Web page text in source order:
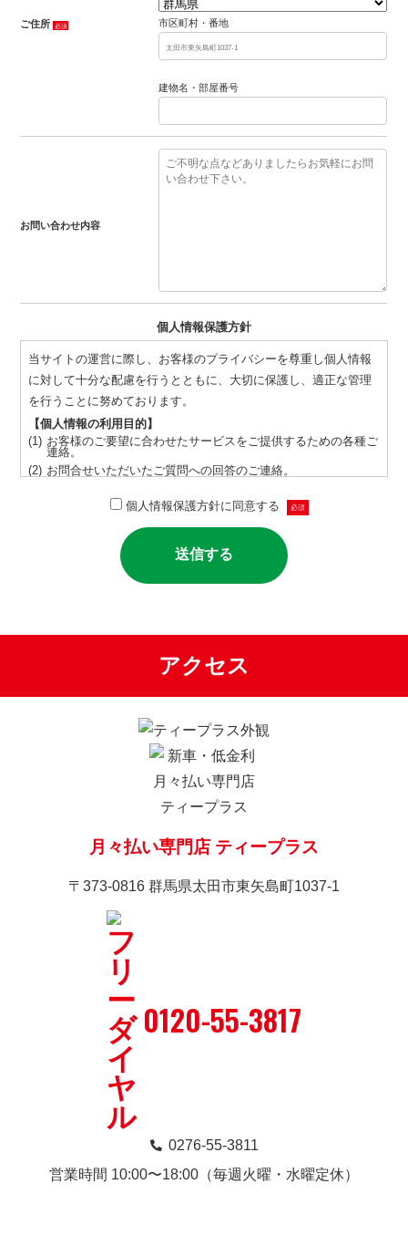
ご住所 必須 市区町村・番地
建物名・部屋番号
お問い合わせ内容
個人情報保護方針
当サイトの運営に際し、お客様のプライバシーを尊重し個人情報
に対して十分な配慮を行うとともに、大切に保護し、適正な管理
を行うことに努めております。
【個人情報の利用目的】
お客様のご要望に合わせたサービスをご提供するための各種ご
連絡。
お問合せいただいたご質問への回答のご連絡。
取得する個人情報にはクッキー情報を含むものとし、ご本人の
同意なしに目的以外では利用しません。
情報が漏洩しないよう対策を講じ、従業員だけでなく委託業者
も監督します。
ご本人の同意を得ずに第三者に情報を提供しません。
ご本人からの求めに応じ情報を開示します。
個人情報の取り扱いに関する苦情に対し、適切・迅速に対処し
個人情報保護方針に同意する 必須
アクセス
月々払い専門店 ティープラス
〒373-0816 群馬県太田市東矢島町1037-1
0120-55-3817
0276-55-3811
営業時間 10:00〜18:00（毎週火曜・水曜定休）